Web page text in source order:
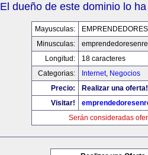
El dueño de este dominio lo
Mayusculas:
Minusculas:
Longitud:
18 caracteres
Categorias:
Internet, Negocios
Precio:
Realizar una oferta!
Visitar!
Serán consideradas